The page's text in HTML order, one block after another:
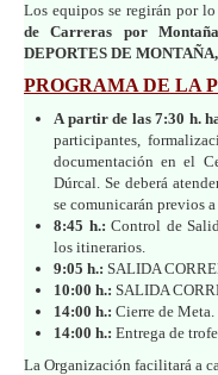
Los equipos se regirán por
de Carreras por
DEPORTES DE
PROGRAMA DE LA
A partir de las 7:30 h.
participantes,
documentación en el
Dúrcal. Se deberá
se comunicarán previos
8:45 h.: Control de
los itinerarios.
9:05 h.: SALIDA
10:00 h.: SALIDA
14:00 h.: Cierre de Meta.
14:00 h.: Entrega de
La Organización facilitará a